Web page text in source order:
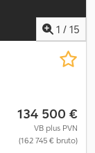
1 / 15
134 500 €
VB plus PVN
(162 745 € bruto)